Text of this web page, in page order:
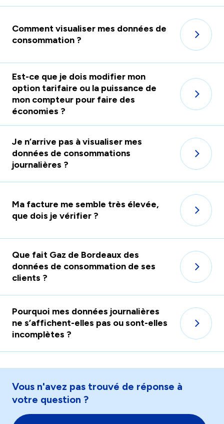
Comment visualiser mes données de
consommation ?
Est-ce que je dois modifier mon
option tarifaire ou la puissance de
mon compteur pour faire des
économies ?
Je n’arrive pas à visualiser mes
données de consommations
journalières ?
Ma facture me semble très élevée,
que dois je vérifier ?
Que fait Gaz de Bordeaux des
données de consommation de ses
clients ?
Pourquoi mes données journalières
ne s’affichent-elles pas ou sont-elles
incomplètes ?
Vous n'avez pas trouvé de réponse à
votre question ?